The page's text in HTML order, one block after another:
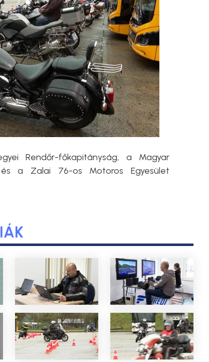
Rendőr-főkapitányság, a Magyar
a Zalai 76-os Motoros Egyesület